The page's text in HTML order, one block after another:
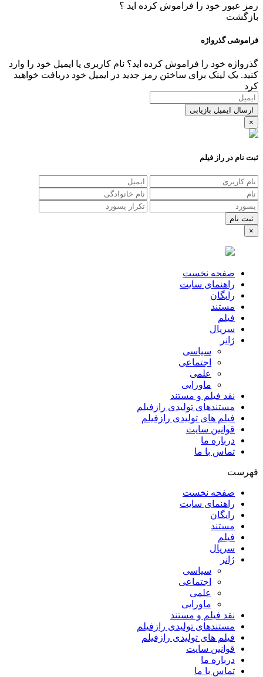
رمز عبور خود را فراموش کرده اید ؟
بازگشت
فراموشی گذرواژه
گذرواژه خود را فراموش کرده اید؟ نام کاربری یا ایمیل خود را وارد
کنید. یک لینک برای ساختن رمز جدید در ایمیل خود دریافت خواهید
کرد
ارسال ایمیل بازیابی
×
ثبت نام در راز فیلم
×
صفحه نخست
راهنمای سایت
رایگان
مستند
فیلم
سریال
ژانر
سیاسی
اجتماعی
علمی
ماورایی
نقد فیلم و مستند
مستندهای تولیدی رازفیلم
فیلم های تولیدی رازفیلم
قوانین سایت
درباره ما
تماس با ما
فهرست
صفحه نخست
راهنمای سایت
رایگان
مستند
فیلم
سریال
ژانر
سیاسی
اجتماعی
علمی
ماورایی
نقد فیلم و مستند
مستندهای تولیدی رازفیلم
فیلم های تولیدی رازفیلم
قوانین سایت
درباره ما
تماس با ما